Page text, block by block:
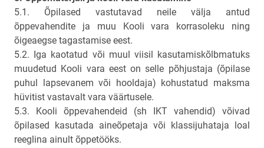
5.1. Õpilased vastutavad neile välja antud
õppevahendite ja muu Kooli vara korrasoleku ning
õigeaegse tagastamise eest.
5.2. Iga kaotatud või muul viisil kasutamiskõlbmatuks
muudetud Kooli vara eest on selle põhjustaja (õpilase
puhul lapsevanem või hooldaja) kohustatud maksma
hüvitist vastavalt vara väärtusele.
5.3. Kooli õppevahendeid (sh IKT vahendid) võivad
õpilased kasutada aineõpetaja või klassijuhataja loal
reeglina ainult õppetööks.